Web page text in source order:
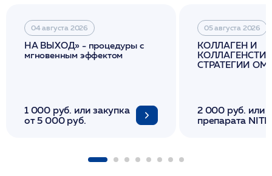
04 августа 2026
НА ВЫХОД» - процедуры с
мгновенным эффектом
1 000 руб. или закупка
от 5 000 руб.
05 августа 2026
КОЛЛАГЕН И
СТРАТЕГИИ
2 000 руб. или
препарата